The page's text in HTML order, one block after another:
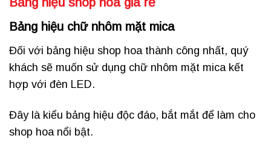
Bảng hiệu chữ nhôm mặt mica
Đối với bảng hiệu shop hoa thành công nhất, quý
khách sẽ muốn sử dụng chữ nhôm mặt mica kết
hợp với đèn LED.
Đây là kiểu bảng hiệu độc đáo, bắt mắt để làm cho
shop hoa nổi bật.